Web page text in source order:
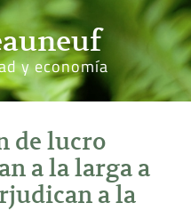
y economía
de lucro
a la larga a
a la